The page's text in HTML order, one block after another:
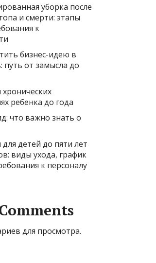
уборка после
и смерти: этапы
к
бизнес-идею в
путь от замысла до
ребенка до года
что важно знать о
для детей до пяти лет
виды ухода, график
к персоналу
для просмотра.